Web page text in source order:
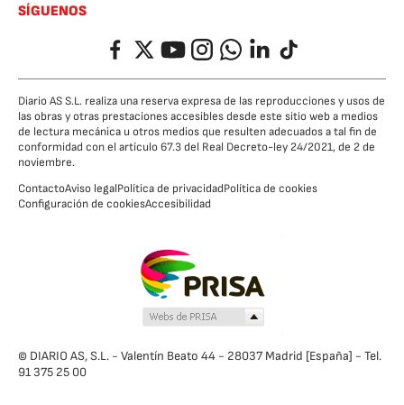
SÍGUENOS
FacebookTwitterYouTubeInstagramWhatsappLinkedIn
TikTok
Diario AS S.L. realiza una reserva expresa de las reproducciones y usos de
las obras y otras prestaciones accesibles desde este sitio web a medios
de lectura mecánica u otros medios que resulten adecuados a tal fin de
conformidad con el artículo 67.3 del Real Decreto-ley 24/2021, de 2 de
noviembre.
ContactoAviso legalPolítica de privacidadPolítica de cookies
Configuración de cookiesAccesibilidad
© DIARIO AS, S.L. - Valentín Beato 44 - 28037 Madrid [España] - Tel.
91 375 25 00